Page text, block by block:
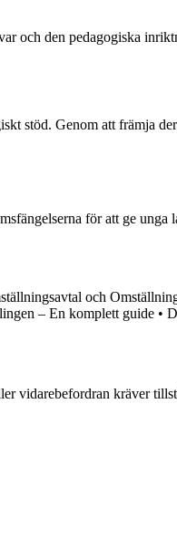
och den pedagogiska
stöd. Genom att främja
för att ge
och
– En komplett guide •
vidarebefordran kräver